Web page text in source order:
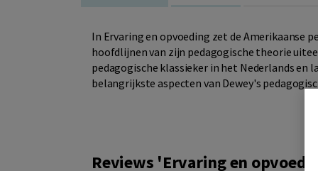
In Ervaring en opvoeding zet de Amerikaanse
hoofdlijnen van zijn pedagogische theorie
pedagogische klassieker in het Nederlands en
belangrijkste aspecten van Dewey's
Reviews 'Ervaring en